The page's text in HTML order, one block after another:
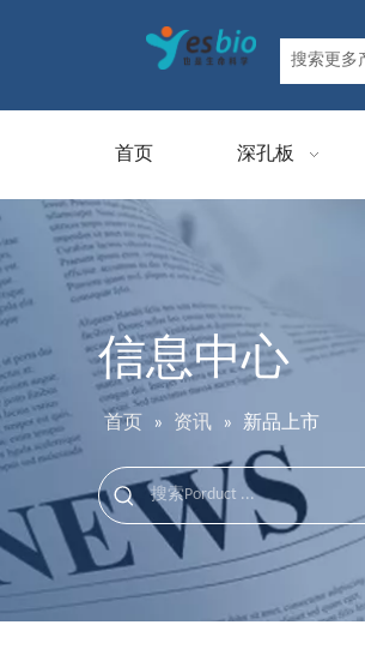
首页 深孔板
信息中心
首页 » 资讯 » 新品上市